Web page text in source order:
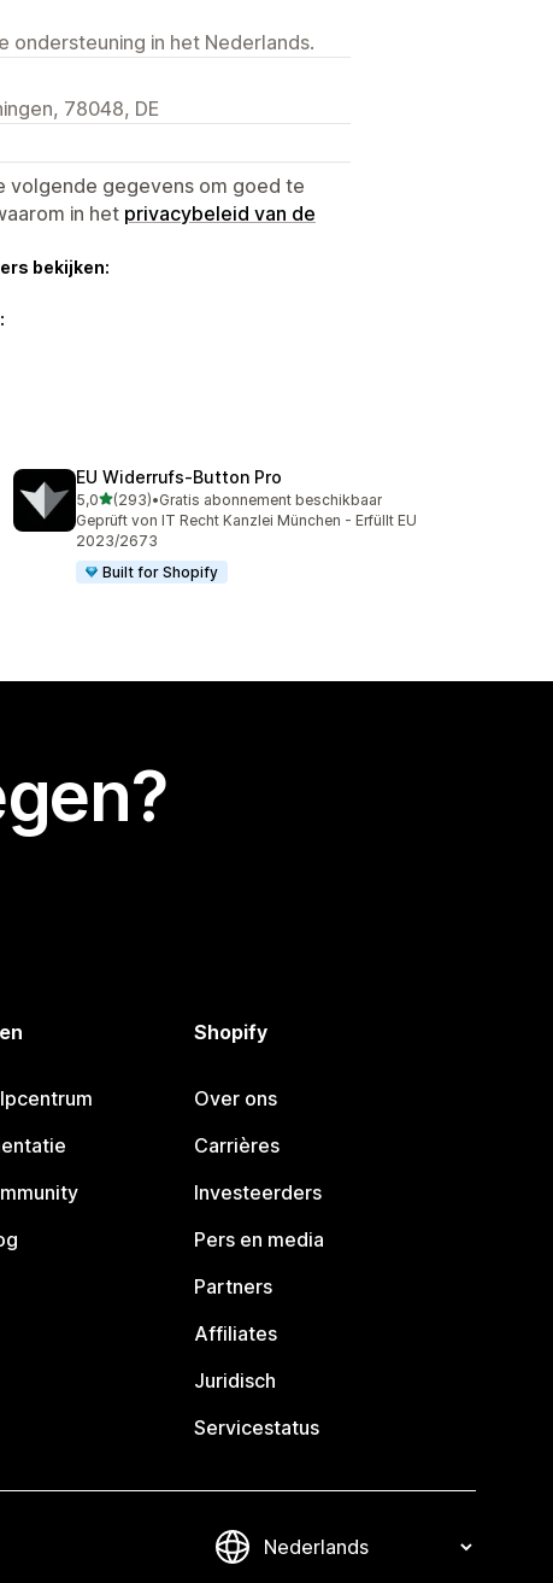
in het Nederlands.
78048, DE
volgende gegevens om goed te
in het privacybeleid van de
bekijken:
EU Widerrufs‑Button Pro
5,0van 5 sterren
(293)
293 recensies in totaal
•Gratis abonnement beschikbaar
Geprüft von IT Recht Kanzlei München - Erfüllt EU
2023/2673
Built for Shopify
Shopify
Over ons
Carrières
Investeerders
Pers en media
Partners
Affiliates
Juridisch
Servicestatus